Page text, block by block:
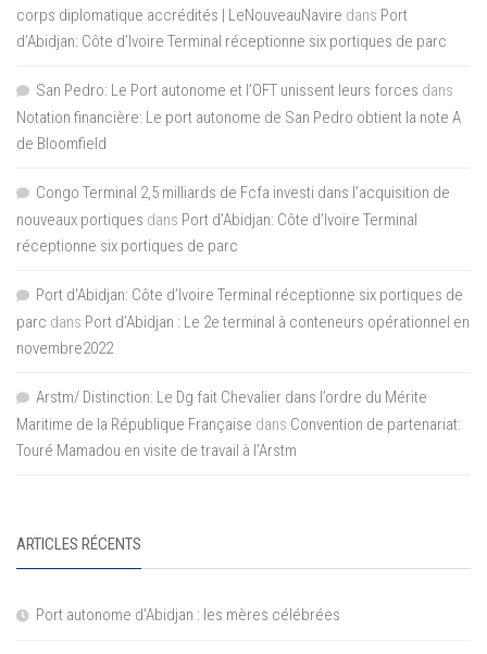
corps diplomatique accrédités | LeNouveauNavire dans Port
d’Abidjan: Côte d’Ivoire Terminal réceptionne six portiques de parc
San Pedro: Le Port autonome et l’OFT unissent leurs forces dans
Notation financière: Le port autonome de San Pedro obtient la note A
de Bloomfield
Congo Terminal 2,5 milliards de Fcfa investi dans l’acquisition de
nouveaux portiques dans Port d’Abidjan: Côte d’Ivoire Terminal
réceptionne six portiques de parc
Port d'Abidjan: Côte d’Ivoire Terminal réceptionne six portiques de
parc dans Port d’Abidjan : Le 2e terminal à conteneurs opérationnel en
novembre2022
Arstm/ Distinction: Le Dg fait Chevalier dans l’ordre du Mérite
Maritime de la République Française dans Convention de partenariat:
Touré Mamadou en visite de travail à l’Arstm
ARTICLES RÉCENTS
Port autonome d’Abidjan : les mères célébrées